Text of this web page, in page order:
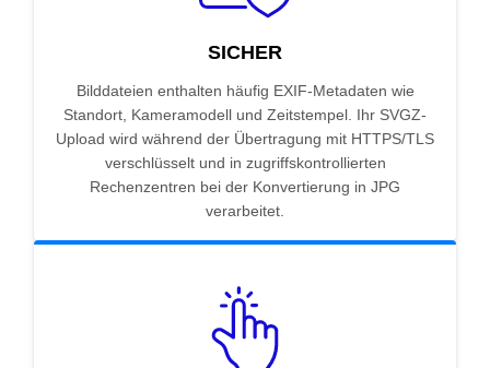
SICHER
Bilddateien enthalten häufig EXIF-Metadaten wie
Standort, Kameramodell und Zeitstempel. Ihr SVGZ-
Upload wird während der Übertragung mit HTTPS/TLS
verschlüsselt und in zugriffskontrollierten
Rechenzentren bei der Konvertierung in JPG
verarbeitet.